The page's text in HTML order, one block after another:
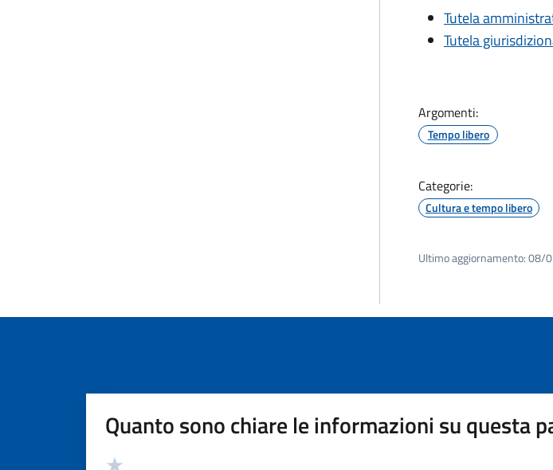
Tutela
Tutela
Argomenti:
Tempo libero
Categorie:
Cultura e tempo libero
Ultimo aggiornamento:08/
Quanto sono chiare le informazioni su questa
Valutazione